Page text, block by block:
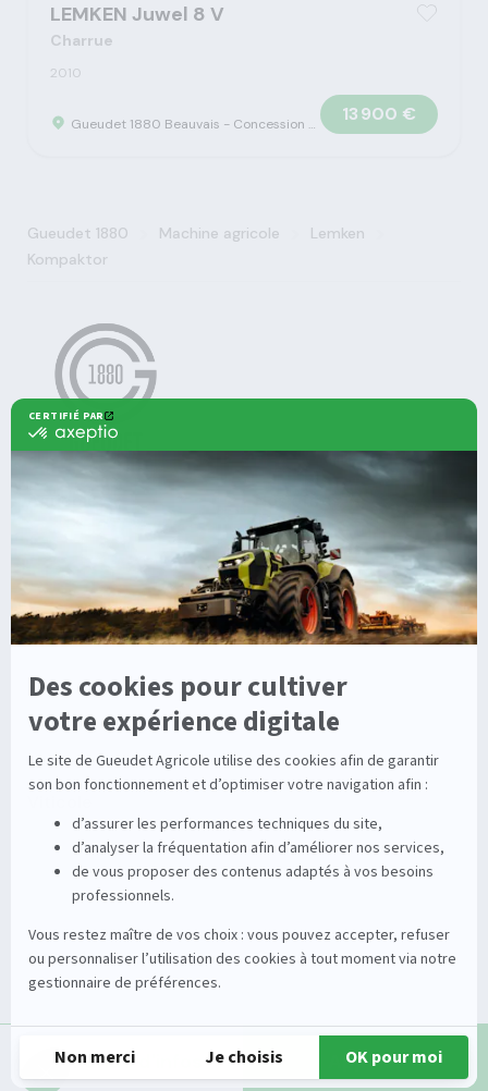
LEMKEN Juwel 8 V
Charrue
2010
Gueudet 1880 Beauvais - Concession Claas 13 900 €
Gueudet 1880 Machine agricole Lemken
Kompaktor
Agricole
Solutions multimarques
Irrigation
Enrouleurs
Stations
Entretien de la vigne
Entretien du sol
Nos offres
Nos Services
Entretien
Dépannage
Pièces détachées
Démonstration
Occasions Groupe
Demande d'infos Appeler